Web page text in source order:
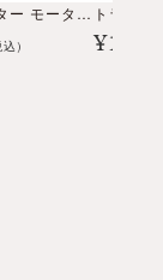
トライアルマスター モーターサイクル ジャケット
込) ¥